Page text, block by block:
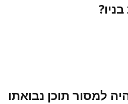
למסור תוכן נבואתו